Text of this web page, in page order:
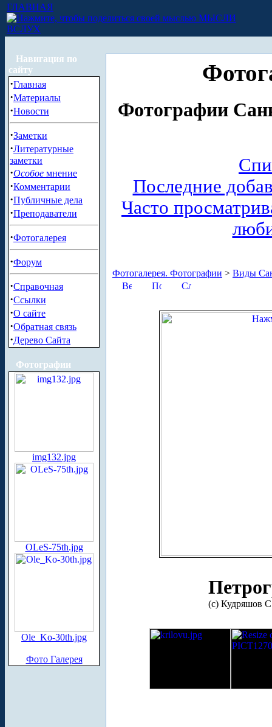
ГЛАВНАЯ
МЫСЛИ
ВСЛУХ
Навигация по
сайту
·Главная
·Материалы
·Новости
·Заметки
·Литературные
заметки
·Особое мнение
·Комментарии
·Публичные дела
·Преподаватели
·Фотогалерея
·Форум
·Справочная
·Ссылки
·О сайте
·Обратная связь
·Дерево Сайта
Фотографии
img132.jpg
OLeS-75th.jpg
Ole_Ko-30th.jpg
Фото Галерея
Фотографии
Последние
Часто
Фотогалерея. Фотографии > Виды
(с) Кудряшов